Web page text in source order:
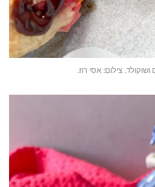
ושוקולד. צילום: אסי רוז.